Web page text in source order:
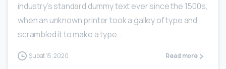
industry’s standard dummy text ever since the 1500s,
when an unknown printer took a galley of type and
scrambled it to make a type...
Şubat 15, 2020 Read more